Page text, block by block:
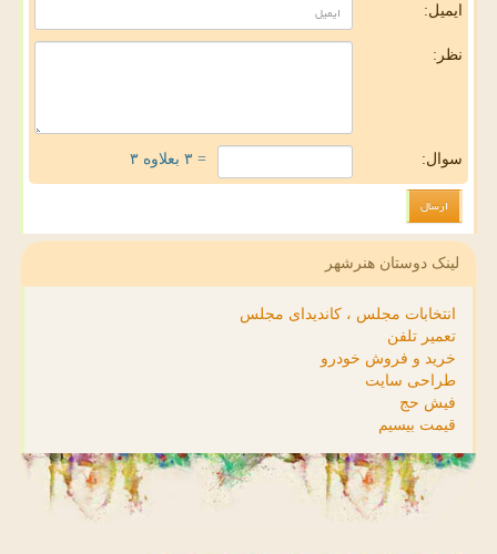
ایمیل:
نظر:
سوال: = ۳ بعلاوه ۳
لینک دوستان هنرشهر
انتخابات مجلس ، کاندیدای مجلس
تعمیر تلفن
خرید و فروش خودرو
طراحی سایت
فیش حج
قیمت بیسیم